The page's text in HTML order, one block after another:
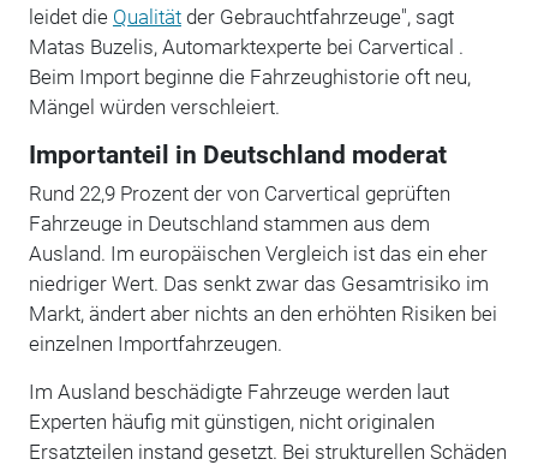
leidet die Qualitätder Gebrauchtfahrzeuge", sagt
Matas Buzelis, Automarktexperte bei Carvertical .
Beim Import beginne die Fahrzeughistorie oft neu,
Mängel würden verschleiert.
Importanteil in Deutschland moderat
Rund 22,9 Prozent der von Carvertical geprüften
Fahrzeuge in Deutschland stammen aus dem
Ausland. Im europäischen Vergleich ist das ein eher
niedriger Wert. Das senkt zwar das Gesamtrisiko im
Markt, ändert aber nichts an den erhöhten Risiken bei
einzelnen Importfahrzeugen.
Im Ausland beschädigte Fahrzeuge werden laut
Experten häufig mit günstigen, nicht originalen
Ersatzteilen instand gesetzt. Bei strukturellen Schäden